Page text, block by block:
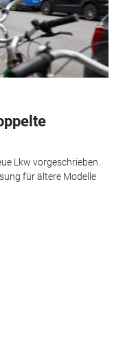
Lkw vorgeschrieben.
für ältere Modelle